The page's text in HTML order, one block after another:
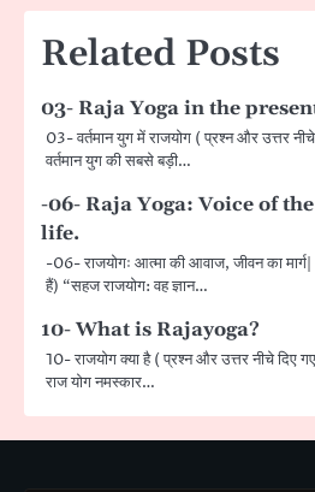
Related Posts
03- Raja Yoga in the
03- वर्तमान युग में राजयोग ( प्रश्न और उत्तर
वर्तमान युग की सबसे बड़ी…
-06- Raja Yoga: Voice of
life.
-06- राजयोगः आत्मा की आवाज, जीवन का
हैं) “सहज राजयोग: वह ज्ञान…
10- What is Rajayoga?
10- राजयोग क्या है ( प्रश्न और उत्तर नीचे दिए गए
राज योग नमस्कार…